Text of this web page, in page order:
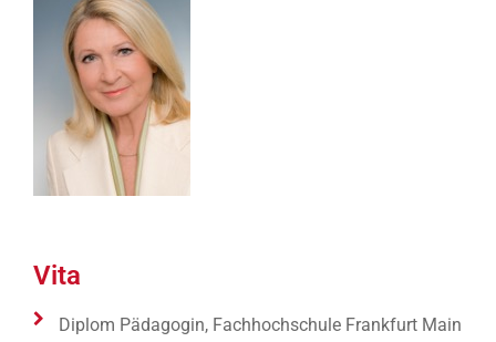
Vita
Diplom Pädagogin, Fachhochschule Frankfurt Main